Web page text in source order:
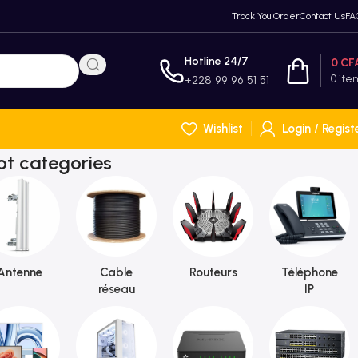
Track You OrderContact Us
Hotline 24/7
+228 99 96 51 51 0
0
Wishlist Login /
categories
Cable
réseau
Routeurs
Téléphone
IP